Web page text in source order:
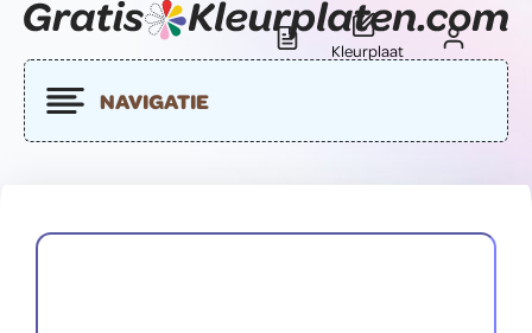
Blog
Kleurplaat
Contact
NAVIGATIE